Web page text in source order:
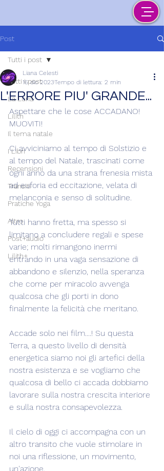
Post
Tutti i post
La Luna
Lilith
Il tema natale
I Libri
Recensioni
Transiti
Pratiche Yoga
Altro
Post+audio
Lilith+
Tutti i post
L'ERRORE PIU' GRANDE...
Liana Celesti
16 dic 2023Tempo di lettura: 2 min
Aspettare che le cose ACCADANO!
MUOVITI!
Ci avviciniamo al tempo di Solstizio e
al tempo del Natale, trascinati come
ogni anno da una strana frenesia mista
ad euforia ed eccitazione, velata di
melanconia e senso di solitudine.
Tutti hanno fretta, ma spesso si
limitano a concludere regali e spese
varie; molti rimangono inermi
entrando in una vaga sensazione di
abbandono e silenzio, nella speranza
che come per miracolo avvenga
qualcosa che gli porti in dono
finalmente la felicità che meritano.
Accade solo nei film....! Su questa
Terra, a questo livello di densità
energetica siamo noi gli artefici della
nostra esistenza e se vogliamo che
qualcosa di bello ci accada dobbiamo
lavorare sulla nostra crescita interiore
e sulla nostra consapevolezza.
Il cielo di oggi ci accompagna con un
altro transito che vuole stimolare in
noi una riflessione, un movimento,
un'azione.